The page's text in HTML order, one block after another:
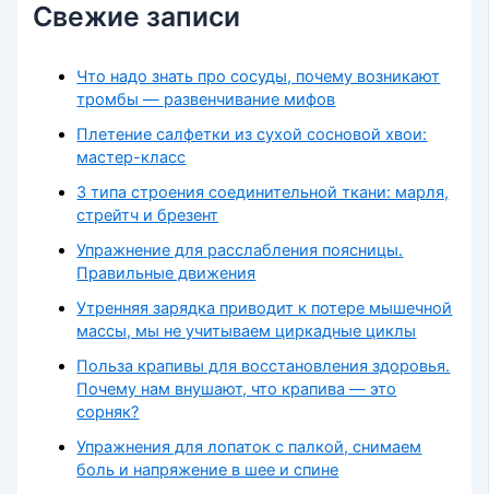
Свежие записи
Что надо знать про сосуды, почему возникают
тромбы — развенчивание мифов
Плетение салфетки из сухой сосновой хвои:
мастер-класс
3 типа строения соединительной ткани: марля,
стрейтч и брезент
Упражнение для расслабления поясницы.
Правильные движения
Утренняя зарядка приводит к потере мышечной
массы, мы не учитываем циркадные циклы
Польза крапивы для восстановления здоровья.
Почему нам внушают, что крапива — это
сорняк?
Упражнения для лопаток с палкой, снимаем
боль и напряжение в шее и спине